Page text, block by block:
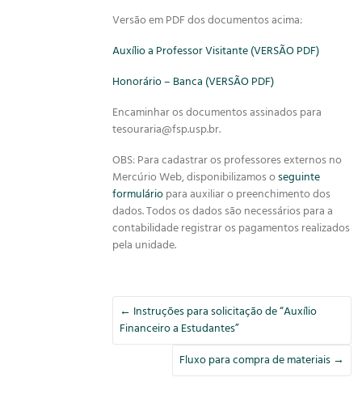
Versão em PDF dos documentos acima:
Auxílio a Professor Visitante (VERSÃO PDF)
Honorário – Banca (VERSÃO PDF)
Encaminhar os documentos assinados para
tesouraria@fsp.usp.br.
OBS: Para cadastrar os professores externos no
Mercúrio Web, disponibilizamos oseguinte
formuláriopara auxiliar o preenchimento dos
dados. Todos os dados são necessários para a
contabilidade registrar os pagamentos realizados
pela unidade.
← Instruções para solicitação de “Auxílio
Financeiro a Estudantes”
Fluxo para compra de materiais →